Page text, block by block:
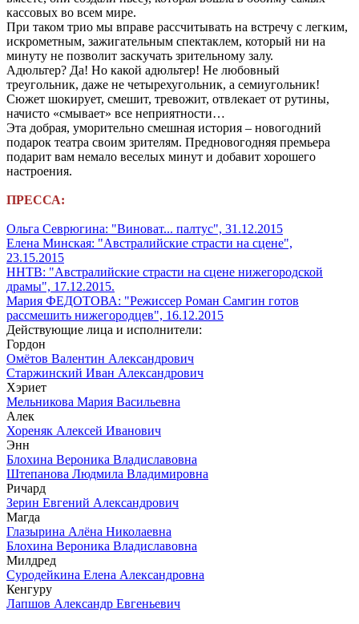
кассовых во всем мире.
При таком трио мы вправе рассчитывать на встречу с легким,
искрометным, зажигательным спектаклем, который ни на
минуту не позволит заскучать зрительному залу.
Адюльтер? Да! Но какой адюльтер! Не любовный
треугольник, даже не четырехугольник, а семиугольник!
Сюжет шокирует, смешит, тревожит, отвлекает от рутины,
начисто «смывает» все неприятности…
Эта добрая, уморительно смешная история – новогодний
подарок театра своим зрителям. Предновогодняя премьера
подарит вам немало веселых минут и добавит хорошего
настроения.
ПРЕССА:
Ольга Севрюгина: "Виноват... палтус", 31.12.2015
Елена Минская: "Австралийские страсти на сцене",
23.15.2015
ННТВ: "Австралийские страсти на сцене нижегородской
драмы", 17.12.2015.
Мария ФЕДОТОВА: "Режиссер Роман Самгин готов
рассмешить нижегородцев", 16.12.2015
Действующие лица и исполнители:
Гордон
Омётов Валентин Александрович
Старжинский Иван Александрович
Хэриет
Мельникова Мария Васильевна
Алек
Хореняк Алексей Иванович
Энн
Блохина Вероника Владиславовна
Штепанова Людмила Владимировна
Ричард
Зерин Евгений Александрович
Магда
Глазырина Алёна Николаевна
Блохина Вероника Владиславовна
Милдред
Суродейкина Елена Александровна
Кенгуру
Лапшов Александр Евгеньевич